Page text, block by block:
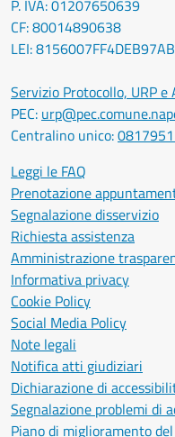
P. IVA: 01207650639
CF: 80014890638
LEI:
Servizio Protocollo, URP
PEC:
Centralino unico:
Leggi le FAQ
Prenotazione
Segnalazione disservizio
Richiesta assistenza
Amministrazione
Informativa privacy
Cookie Policy
Social Media Policy
Note legali
Notifica atti giudiziari
Dichiarazione di
Segnalazione problemi di
Piano di miglioramento